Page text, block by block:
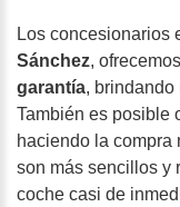
Los concesionarios
Sánchez, ofrecemos
garantía, brindando
También es posible
haciendo la compra
son más sencillos y
coche casi de